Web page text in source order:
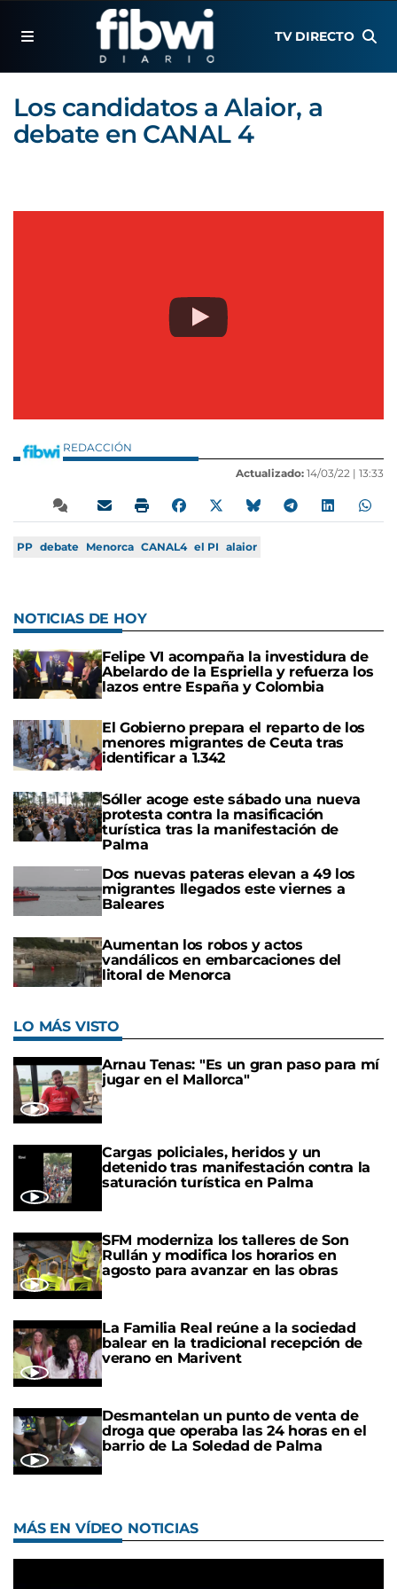
TV DIRECTO
Los candidatos a Alaior, a
debate en CANAL 4
REDACCIÓN
Actualizado: 14/03/22 | 13:33
PP debate Menorca CANAL4 el PI alaior
NOTICIAS DE HOY
Felipe VI acompaña la investidura de
Abelardo de la Espriella y refuerza los
lazos entre España y Colombia
El Gobierno prepara el reparto de los
menores migrantes de Ceuta tras
identificar a 1.342
Sóller acoge este sábado una nueva
protesta contra la masificación
turística tras la manifestación de
Palma
Dos nuevas pateras elevan a 49 los
migrantes llegados este viernes a
Baleares
Aumentan los robos y actos
vandálicos en embarcaciones del
litoral de Menorca
LO MÁS VISTO
Arnau Tenas: "Es un gran paso para mí
jugar en el Mallorca"
Cargas policiales, heridos y un
detenido tras manifestación contra la
saturación turística en Palma
SFM moderniza los talleres de Son
Rullán y modifica los horarios en
agosto para avanzar en las obras
La Familia Real reúne a la sociedad
balear en la tradicional recepción de
verano en Marivent
Desmantelan un punto de venta de
droga que operaba las 24 horas en el
barrio de La Soledad de Palma
MÁS EN VÍDEO NOTICIAS